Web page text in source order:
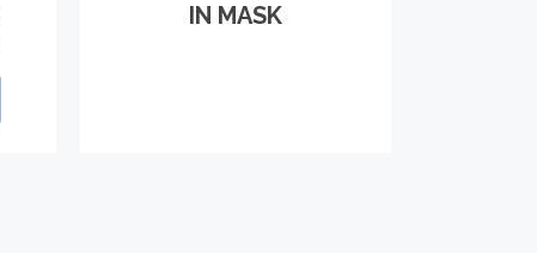
IN MASK